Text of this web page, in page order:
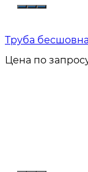
Труба
Цена по